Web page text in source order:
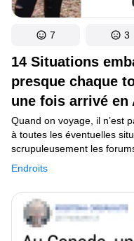
14 Situations
presque chaque
une fois arrivé en
Endroits
Quand on voyage, il n’est
à toutes les éventuelles
scrupuleusement les
garantie pas un voyage
Par exemple, tu tends de
pas. Tu portes un
à rire. Ou encore, on peut
du genre “combien de fois
pas beaucoup trop ?”
7 3